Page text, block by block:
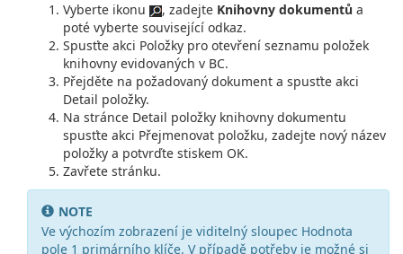
Vyberte ikonu
, zadejte Knihovny dokumentů a
poté vyberte související odkaz.
Spusťte akci Položky pro otevření seznamu položek
knihovny evidovaných v BC.
Přejděte na požadovaný dokument a spusťte akci
Detail položky.
Na stránce Detail položky knihovny dokumentu
spusťte akci Přejmenovat položku, zadejte nový název
položky a potvrďte stiskem OK.
Zavřete stránku.
NOTE
Ve výchozím zobrazení je viditelný sloupec Hodnota
pole 1 primárního klíče. V případě potřeby je možné si